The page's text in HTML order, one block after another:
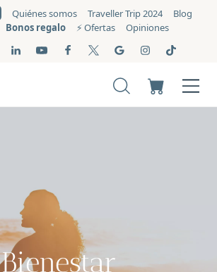
Quiénes somos Traveller Trip 2024
Blog
Bonos regalo ⚡️ Ofertas Opiniones
Bienestar